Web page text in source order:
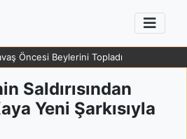
Öncesi Beylerini Topladı
Saldırısından
Yeni Şarkısıyla